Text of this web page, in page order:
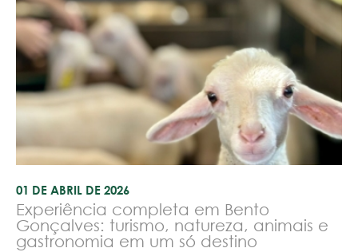
01 DE ABRIL DE 2026
Experiência completa em Bento
Gonçalves: turismo, natureza, animais e
gastronomia em um só destino